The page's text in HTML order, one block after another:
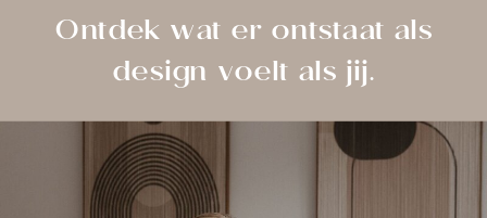
Ontdek wat er ontstaat als
design voelt als jij.